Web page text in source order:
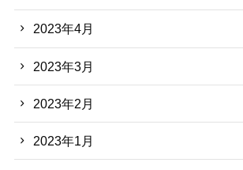
2023年4月
2023年3月
2023年2月
2023年1月